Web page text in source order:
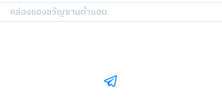
กล่องของขวัญซานต้าแอน